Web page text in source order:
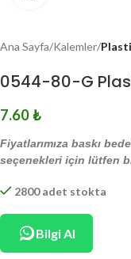
Ana Sayfa Kalemler
0544-80-G
7.60₺
Fiyatlarımıza baskı
seçenekleri için lütfen
2800 adet stokta
Bilgi Al